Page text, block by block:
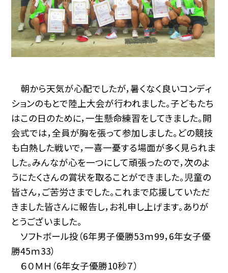
朝から天気が心配でしたが，暑くなく良いコンディ
ションのもとで陸上大会が行われました。子どもたち
はこの日のために，一生懸命練習をしてきました。開
会式では，全員が胸を張って参加しました。どの競技
も白熱した戦いで，一喜一憂する場面が多く見られま
した。みんなが心を一つにして頑張ったので，次のよ
うにたくさんの賞状を取ることができました。児童の
皆さん，ご苦労さまでした。これまで応援していただ
きました皆さんに報告し，お礼申し上げます。ありが
とうございました。
ソフトボール投（6年男子優勝53ｍ99，6年女子優
勝45ｍ33）
６０ＭＨ（6年女子優勝10秒７）